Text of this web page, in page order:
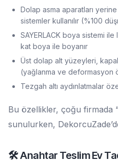
Dolap asma aparatları
sistemler kullanılır (%100
SAYERLACK boya sistemi
kat boya ile boyanır
Üst dolap alt yüzeyleri,
(yağlanma ve deformasyon
Tezgah altı aydınlatmalar
Bu özellikler, çoğu firmada
sunulurken,
🛠️ Anahtar Teslim Ev